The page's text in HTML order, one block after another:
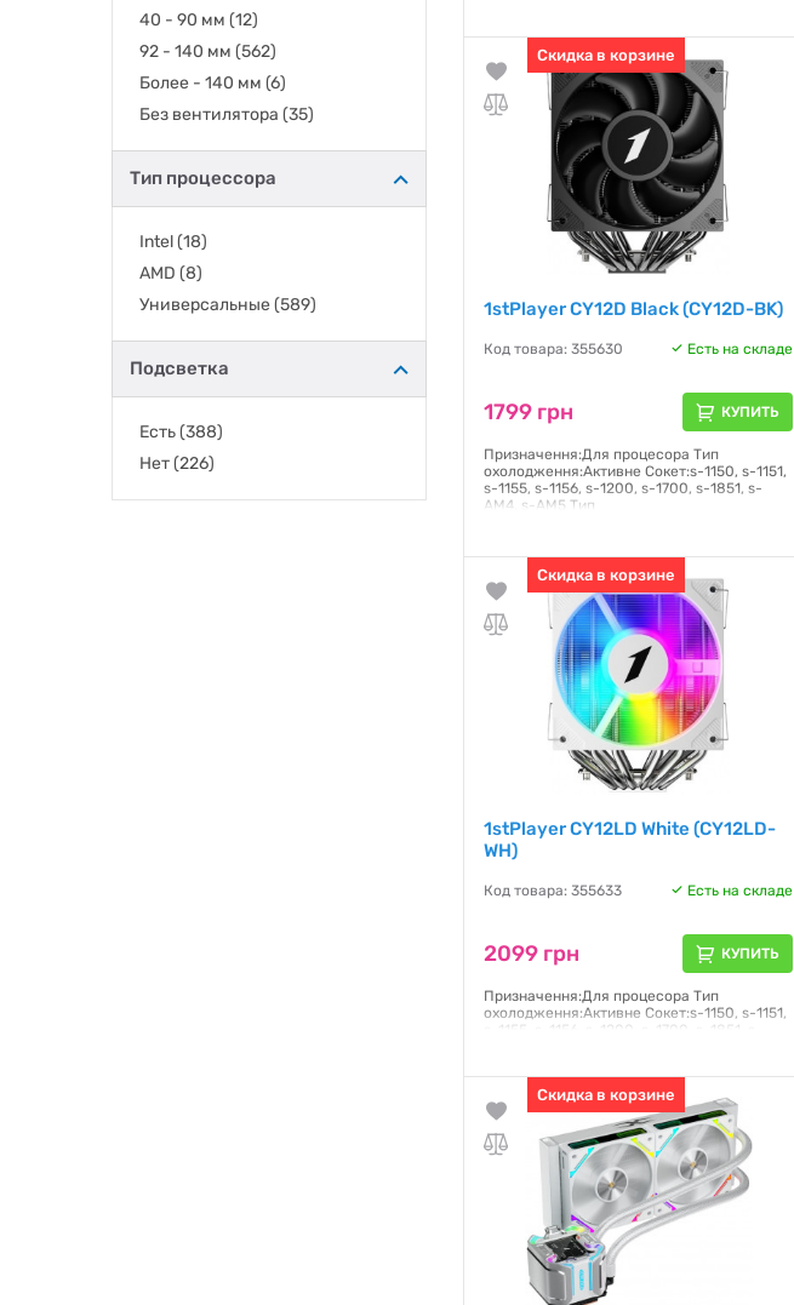
Lian Li(30)
MONTECH(6)
MSI(16)
Noctua(19)
PCCOOLER(33)
QUBE(7)
Thermalright
Thermaltake
Vinga(2)
Zalman(6)
40 - 90 мм (12)
92 - 140 мм (562)
Более - 140 мм (6)
Без вентилятора (35)
Тип процессора
Intel(18)
AMD (8)
Универсальные(589)
Подсветка
Есть(388)
Нет(226)
шуму:33 дБ Повітряний потік:71.18 CFM
Гарантия:24 месяца
Скидка в корзине
1stPlayer CY12D Black (CY12D-BK)
Код товара: 355630 Есть на складе
1799 грн КУПИТЬ
Призначення:Для процесора Тип
охолодження:Активне Сокет:s-1150, s-1151,
s-1155, s-1156, s-1200, s-1700, s-1851, s-
AM4, s-AM5 Тип
Гарантия:12 месяцев
Скидка в корзине
1stPlayer CY12LD White (CY12LD-
WH)
Код товара: 355633 Есть на складе
2099 грн КУПИТЬ
Призначення:Для процесора Тип
охолодження:Активне Сокет:s-1150, s-1151,
s-1155, s-1156, s-1200, s-1700, s-1851, s-
Гарантия:12 месяцев
Скидка в корзине